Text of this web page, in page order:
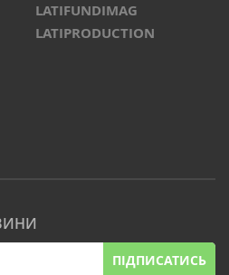
LATIFUNDIMAG
LATIPRODUCTION
ПІДПИСАТИСЬ